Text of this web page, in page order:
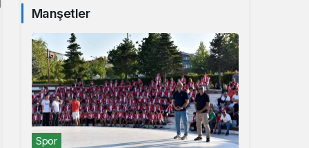
Manşetler
Spor